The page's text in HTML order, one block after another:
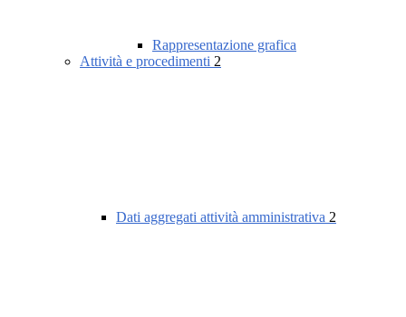
Rappresentazione grafica
Attività e procedimenti 2
Dati aggregati attività amministrativa 2